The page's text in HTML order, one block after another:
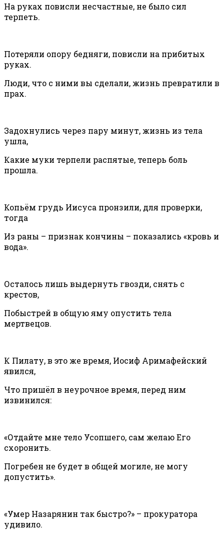
На руках повисли несчастные, не было сил
терпеть.
Потеряли опору бедняги, повисли на прибитых
руках.
Люди, что с ними вы сделали, жизнь превратили в
прах.
Задохнулись через пару минут, жизнь из тела
ушла,
Какие муки терпели распятые, теперь боль
прошла.
Копьём грудь Иисуса пронзили, для проверки,
тогда
Из раны – признак кончины – показались «кровь и
вода».
Осталось лишь выдернуть гвозди, снять с
крестов,
Побыстрей в общую яму опустить тела
мертвецов.
К Пилату, в это же время, Иосиф Аримафейский
явился,
Что пришёл в неурочное время, перед ним
извинился:
«Отдайте мне тело Усопшего, сам желаю Его
схоронить.
Погребен не будет в общей могиле, не могу
допустить».
«Умер Назарянин так быстро?» – прокуратора
удивило.